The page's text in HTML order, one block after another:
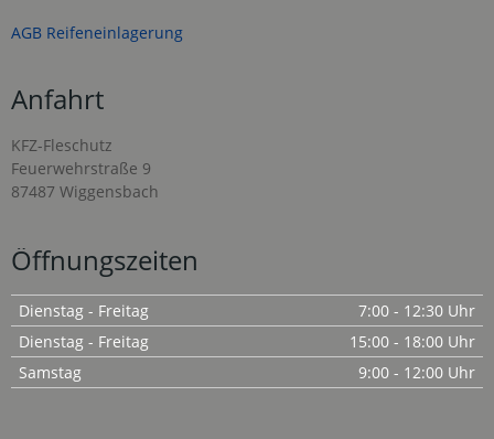
AGB Reifeneinlagerung
Anfahrt
KFZ-Fleschutz
Feuerwehrstraße 9
87487 Wiggensbach
Öffnungszeiten
Dienstag - Freitag
7:00 - 12:30 Uhr
Dienstag - Freitag
15:00 - 18:00 Uhr
Samstag
9:00 - 12:00 Uhr